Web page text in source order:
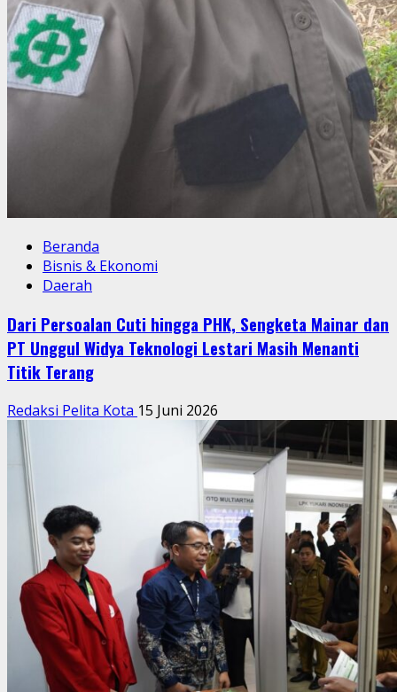
Beranda
Bisnis & Ekonomi
Daerah
Dari Persoalan Cuti hingga PHK, Sengketa Mainar dan
PT Unggul Widya Teknologi Lestari Masih Menanti
Titik Terang
Redaksi Pelita Kota 15 Juni 2026